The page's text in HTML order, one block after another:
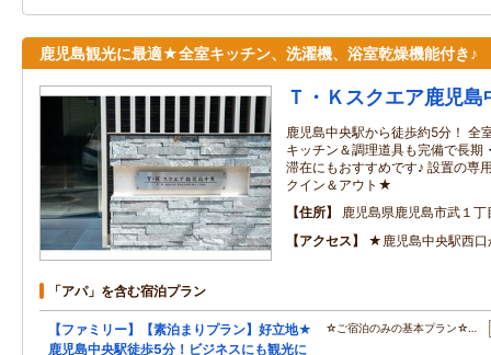
鹿児島観光に最適★全室キッチン、洗濯機、浴室乾燥機能付き♪
Ｔ・Ｋスクエア鹿児島
鹿児島中央駅から徒歩約5分！ 全
キッチン＆調理道具も完備で長期
滞在にもおすすめです♪ 設置の専
クイン＆アウト★
住所
鹿児島県鹿児島市武１
アクセス
★鹿児島中央駅西口
「アパ」を含む宿泊プラン
【ファミリー】【素泊まりプラン】好立地★
鹿児島中央駅徒歩5分！ビジネスにも観光に
☆ご宿泊のみの基本プラン☆…